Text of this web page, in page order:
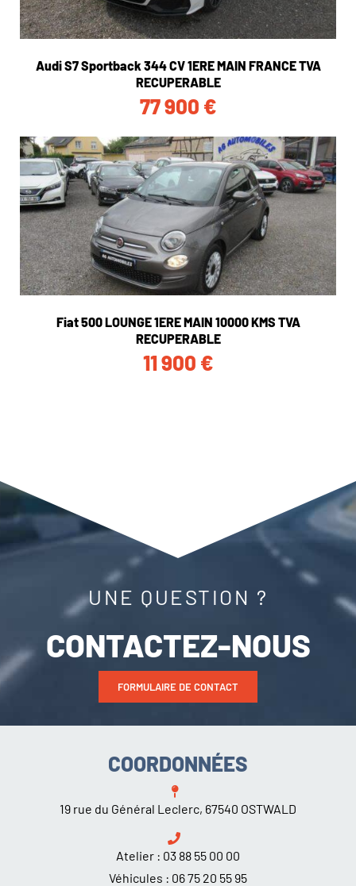
Audi S7 Sportback 344 CV 1ERE MAIN FRANCE TVA
RECUPERABLE
77 900 €
Fiat 500 LOUNGE 1ERE MAIN 10000 KMS TVA
RECUPERABLE
11 900 €
UNE QUESTION ?
CONTACTEZ-NOUS
FORMULAIRE DE CONTACT
COORDONNÉES
19 rue du Général Leclerc, 67540 OSTWALD
Atelier : 03 88 55 00 00
Véhicules : 06 75 20 55 95